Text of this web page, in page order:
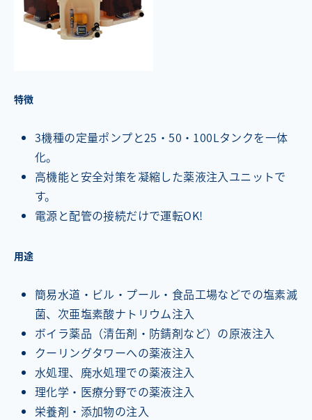
特徴
3機種の定量ポンプと25・50・100Lタンクを一体
化。
高機能と安全対策を凝縮した薬液注入ユニットで
す。
電源と配管の接続だけで運転OK!
用途
簡易水道・ビル・プール・食品工場などでの塩素滅
菌、次亜塩素酸ナトリウム注入
ボイラ薬品（清缶剤・防錆剤など）の原液注入
クーリングタワーへの薬液注入
水処理、廃水処理での薬液注入
理化学・医療分野での薬液注入
栄養剤・添加物の注入